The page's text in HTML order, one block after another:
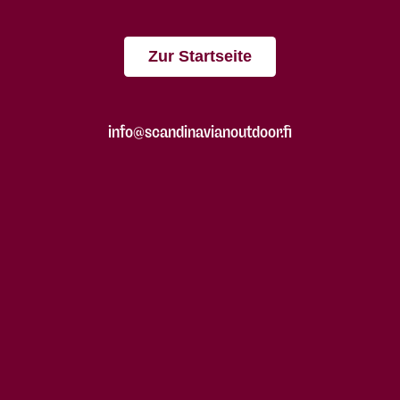
Zur Startseite
info@scandinavianoutdoor.fi